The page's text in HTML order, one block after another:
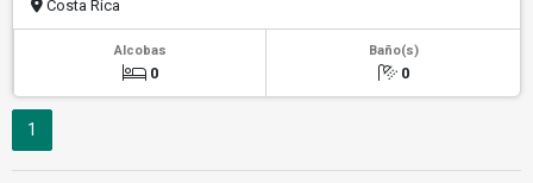
Costa Rica
Alcobas
0
Baño(s)
0
1